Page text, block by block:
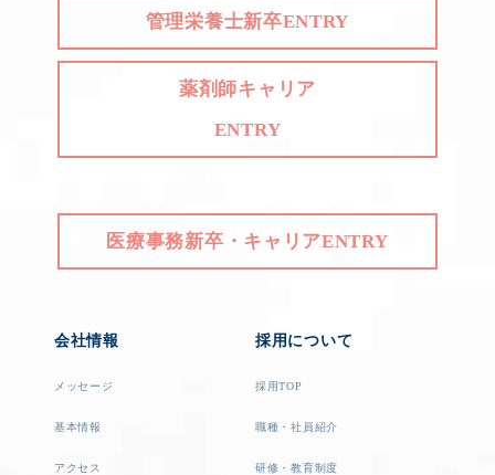
管理栄養士新卒ENTRY
薬剤師キャリア
ENTRY
医療事務新卒・キャリアENTRY
会社情報
メッセージ
基本情報
アクセス
採用について
採用TOP
職種・社員紹介
研修・教育制度